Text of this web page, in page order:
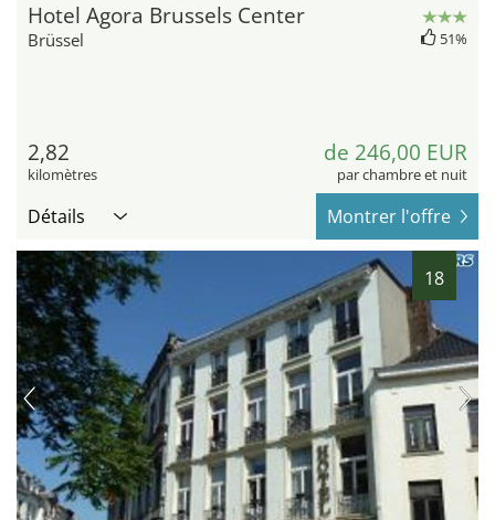
Hotel Agora Brussels Center
Brüssel 51%
2,82
kilomètres
de 246,00 EUR
par chambre et nuit
Détails Montrer l'offre
18